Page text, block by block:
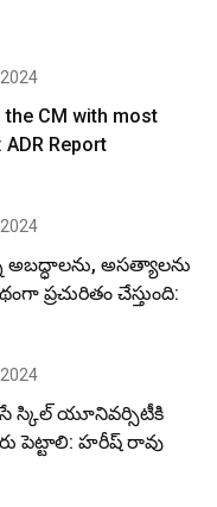
the CM with most
Report
అబద్ధాలను, అసత్యాలను
చేస్తుంది:
స్కిల్ యూనివర్సిటీకి
పెట్టాలి: హరీష్ రావు